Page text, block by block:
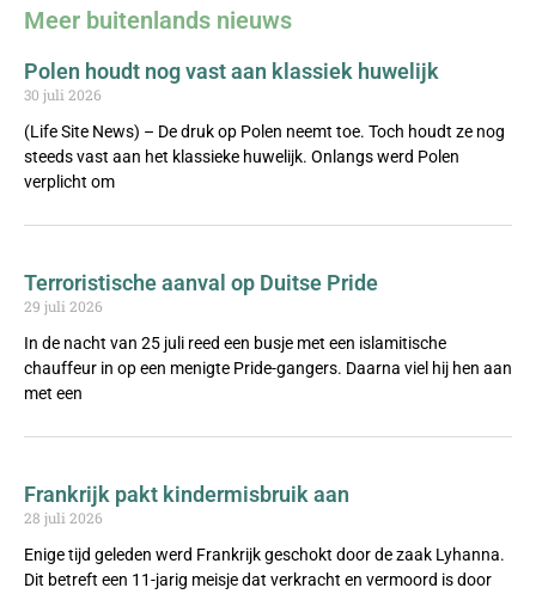
Meer buitenlands nieuws
Polen houdt nog vast aan klassiek huwelijk
30 juli 2026
(Life Site News) – De druk op Polen neemt toe. Toch houdt ze nog
steeds vast aan het klassieke huwelijk. Onlangs werd Polen
verplicht om
Terroristische aanval op Duitse Pride
29 juli 2026
In de nacht van 25 juli reed een busje met een islamitische
chauffeur in op een menigte Pride-gangers. Daarna viel hij hen aan
met een
Frankrijk pakt kindermisbruik aan
28 juli 2026
Enige tijd geleden werd Frankrijk geschokt door de zaak Lyhanna.
Dit betreft een 11-jarig meisje dat verkracht en vermoord is door